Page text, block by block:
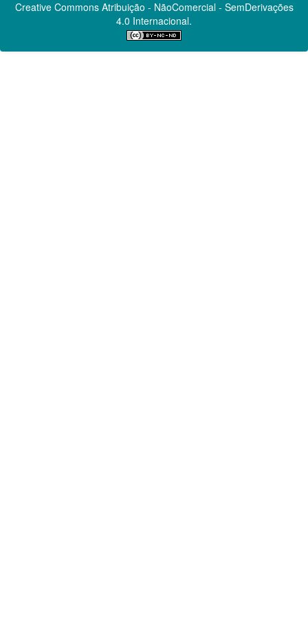
Creative CommonsAtribuição - NãoComercial - SemDerivações
4.0 Internacional.